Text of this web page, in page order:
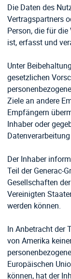
Die Daten des
Vertragspartners
Person, die für
ist, erfasst und
Unter
gesetzlichen
Ziele an andere
Empfängern
Inhaber oder
Der Inhaber
Teil der Generac-
Gesellschaften
Vereinigten
werden können.
In Anbetracht der
von Amerika
Europäischen
können, hat der